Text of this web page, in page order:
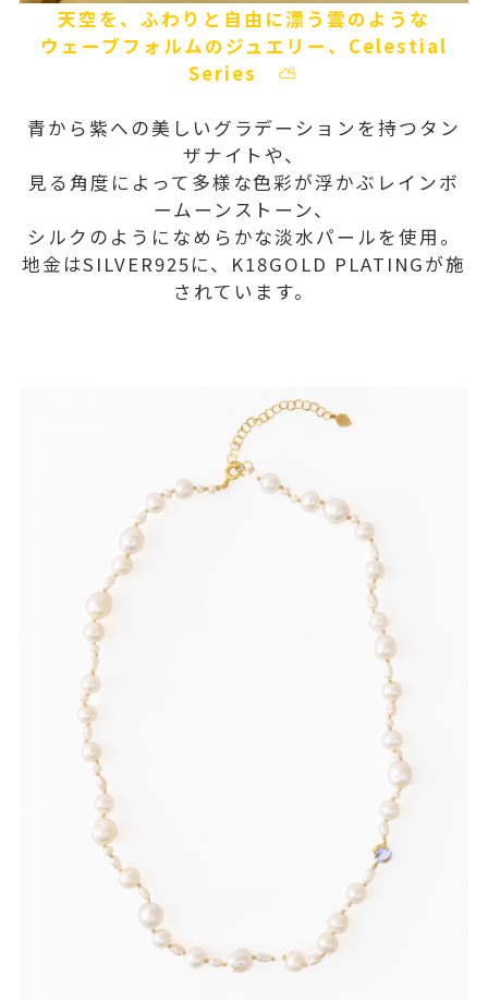
天空を、ふわりと自由に漂う雲のような
ウェーブフォルムのジュエリー、Celestial
Series
⛅️
青から紫への美しいグラデーションを持つタン
ザナイトや、
見る角度によって多様な色彩が浮かぶレインボ
ームーンストーン、
シルクのようになめらかな淡水パールを使用。
地金はSILVER925に、K18GOLD PLATINGが施
されています。